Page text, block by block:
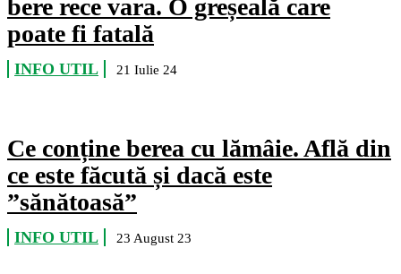
bere rece vara. O greșeală care
poate fi fatală
INFO UTIL 21 Iulie 24
Ce conține berea cu lămâie. Află din
ce este făcută și dacă este
”sănătoasă”
INFO UTIL 23 August 23